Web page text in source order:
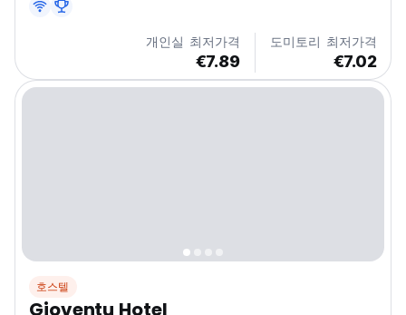
개인실 최저가격
€7.89
도미토리 최저가격
€7.02
호스텔
Gioventu Hotel